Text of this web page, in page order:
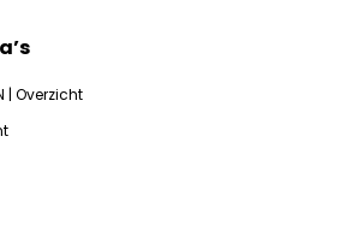
| Overzicht